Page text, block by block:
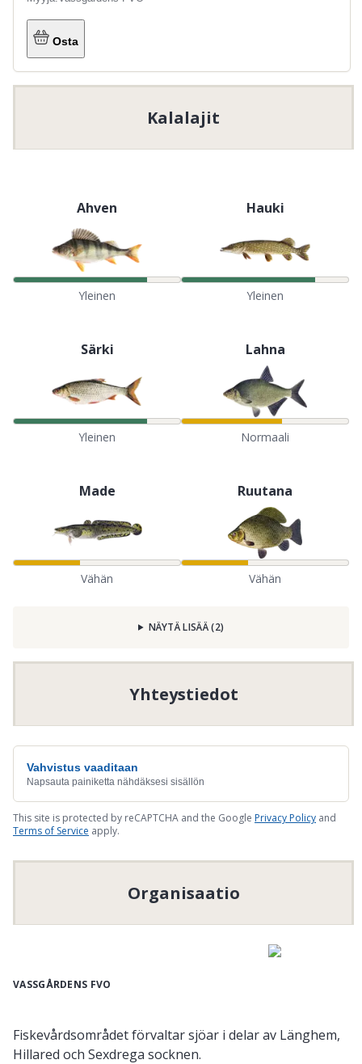
Osta
Kalalajit
Ahven
Yleinen
Hauki
Yleinen
Särki
Yleinen
Lahna
Normaali
Made
Vähän
Ruutana
Vähän
NÄYTÄ LISÄÄ(2)
Yhteystiedot
Vahvistus vaaditaan
Napsauta painiketta nähdäksesi sisällön
This site is protected by reCAPTCHA and the Google Privacy Policy and
Terms of Service apply.
Organisaatio
VASSGÅRDENS FVO
Fiskevårdsområdet förvaltar sjöar i delar av Länghem,
Hillared och Sexdrega socknen.